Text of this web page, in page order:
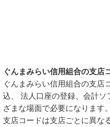
ぐんまみらい信用組合の支店
ぐんまみらい信用組合の支店
込、 法人口座の登録、会計ソ
ざまな場面で必要になります。
支店コードは支店ごとに異な